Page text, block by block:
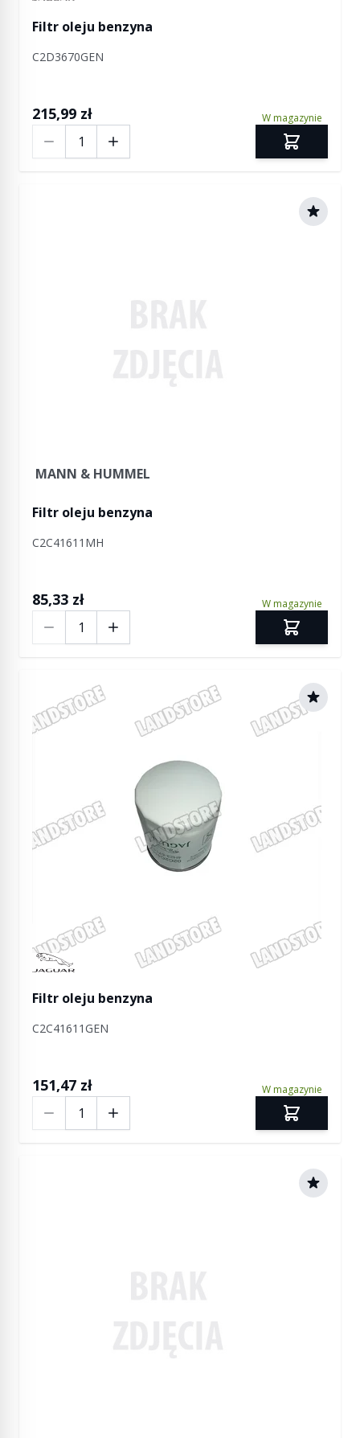
Filtr oleju benzyna
C2D3670GEN
215,99 zł W magazynie
MANN & HUMMEL
Filtr oleju benzyna
C2C41611MH
85,33 zł W magazynie
Manufactured by Jaguar
Filtr oleju benzyna
C2C41611GEN
151,47 zł W magazynie